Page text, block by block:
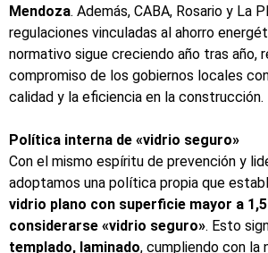
Mendoza. Además, CABA, Rosario y La
regulaciones vinculadas al ahorro
normativo sigue creciendo año tras año,
compromiso de los gobiernos locales
calidad y la eficiencia en la construcción.
Política interna de «vidrio seguro»
Con el mismo espíritu de prevención y
adoptamos una política propia que
vidrio plano con superficie mayor a 1,5
considerarse «vidrio seguro». Esto
templado, laminado, cumpliendo con la